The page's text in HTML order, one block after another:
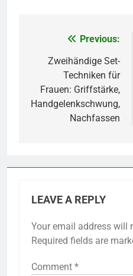
navigation
Previous:
Zweihändige Set-
Techniken für
Frauen: Griffstärke,
Handgelenkschwung,
Nachfassen
LEAVE A REPLY
Your email address will
Required fields are
Comment *